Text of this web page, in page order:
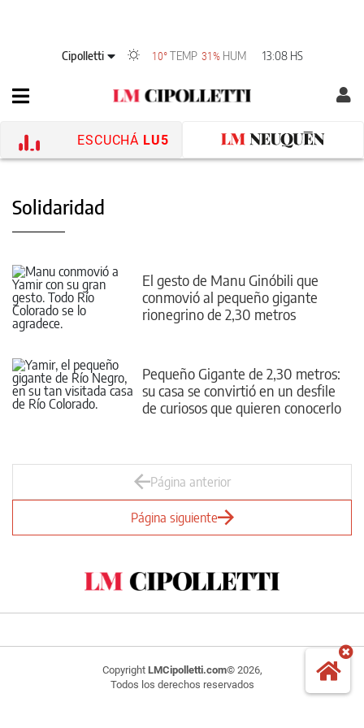
Cipolletti 10° TEMP 31% HUM 13:08 HS
ESCUCHÁ LU5
Solidaridad
El gesto de Manu Ginóbili que
conmovió al pequeño gigante
rionegrino de 2,30 metros
Pequeño Gigante de 2,30 metros:
su casa se convirtió en un desfile
de curiosos que quieren conocerlo
Página anterior
Página siguiente
Copyright LMCipolletti.com© 2026,
Todos los derechos reservados